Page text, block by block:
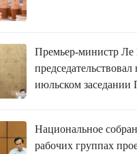
Премьер-министр
июльском заседании
Национальное
рабочих группах